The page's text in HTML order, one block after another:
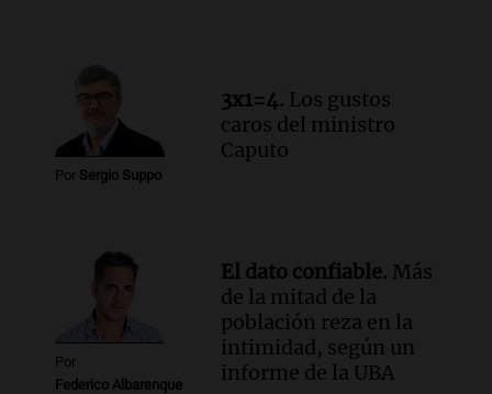
Una mañana para todos
Episodios
Audio.Chile planteó mejorar la
conectividad fronteriza, aérea y digital
con Jujuy
Por Sergio Suppo
3x1=4. Los gustos
caros del ministro
Caputo
Por
Federico Albarenque
El dato confiable. Más
de la mitad de la
población reza en la
intimidad, según un
informe de la UBA